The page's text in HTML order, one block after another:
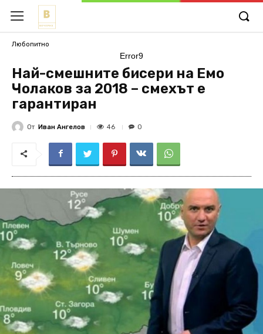
Любопитно
Error9
Най-смешните бисери на Емо
Чолаков за 2018 – смехът е
гарантиран
От Иван Ангелов 46 0